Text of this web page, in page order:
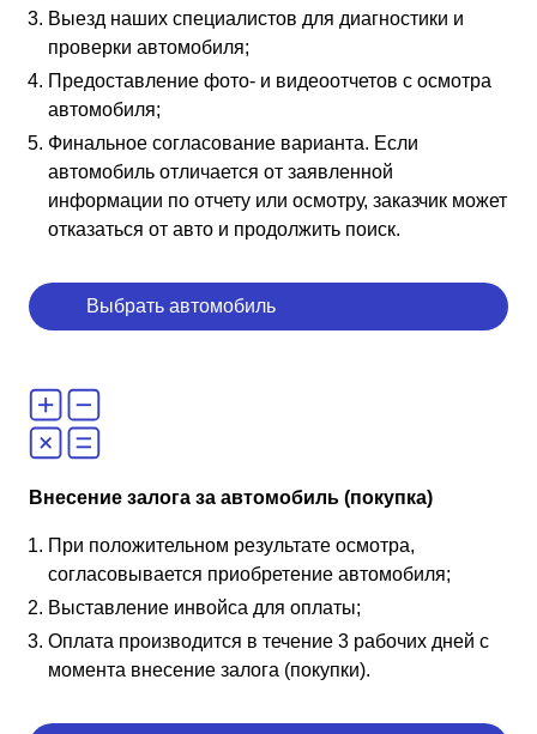
Выезд наших специалистов для диагностики и
проверки автомобиля;
Предоставление фото- и видеоотчетов с осмотра
автомобиля;
Финальное согласование варианта. Если
автомобиль отличается от заявленной
информации по отчету или осмотру, заказчик может
отказаться от авто и продолжить поиск.
Выбрать автомобиль
Внесение залога за автомобиль (покупка)
При положительном результате осмотра,
согласовывается приобретение автомобиля;
Выставление инвойса для оплаты;
Оплата производится в течение 3 рабочих дней с
момента внесение залога (покупки).